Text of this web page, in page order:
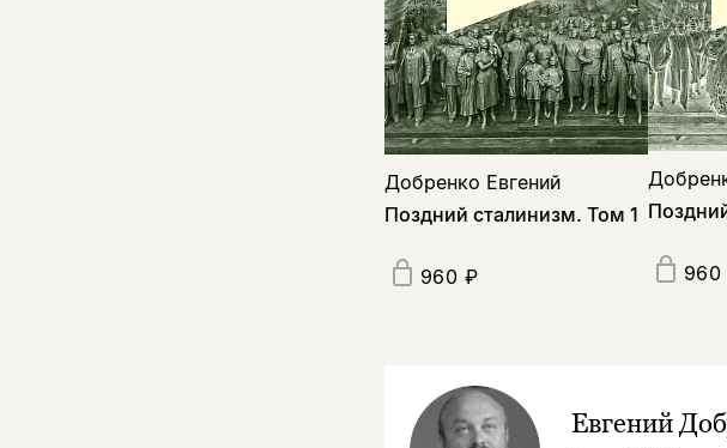
Добренко Евгений
Поздний сталинизм. Том 1
960 ₽ 960
Евгений